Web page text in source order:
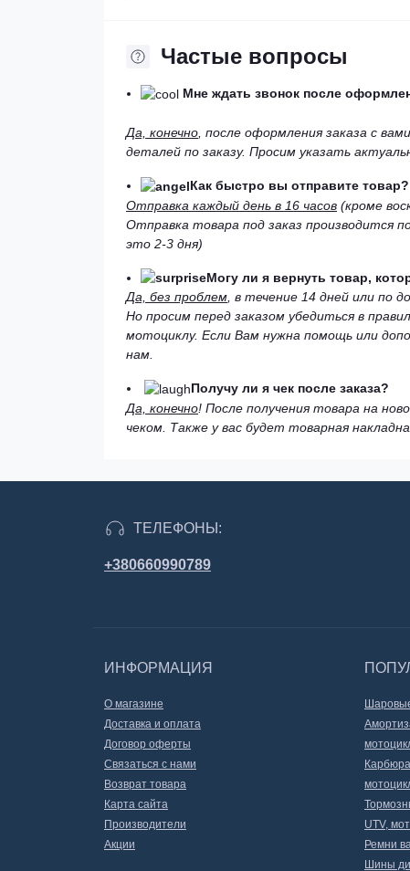
Частые вопросы
Мне ждать звонок после
Да, конечно , после оформления заказа с
деталей по заказу. Просим указать
Как быстро вы отправите товар?
Отправка каждый день в 16 часов (кроме
Отправка товара под заказ производится
это 2-3 дня)
Могу ли я вернуть товар,
Да, без проблем, в течение 14 дней или по
Но просим перед заказом убедиться в
мотоциклу. Если Вам нужна помощь или
нам.
Получу ли я чек после заказа?
Да, конечно! После получения товара на
чеком. Также у вас будет товарная
ТЕЛЕФОНЫ:
+380660990789
ИНФОРМАЦИЯ
О магазине
Доставка и оплата
Договор оферты
Связаться с нами
Возврат товара
Карта сайта
Производители
Акции
UTV,
Ремни
Шины